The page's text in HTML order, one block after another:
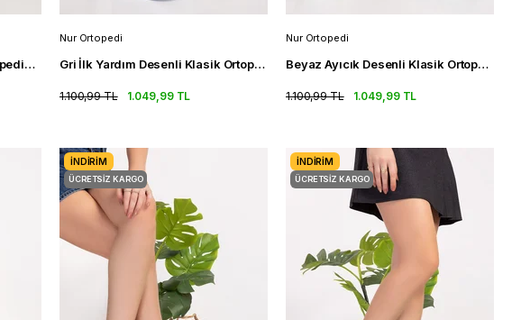
Gri Ayıcık Desenli Klasik Ortopedik Sabo Terlik Doktor Terlik
Nur Ortopedi
Gri İlk Yardım Desenli Klasik Ortopedik Sabo Terlik Doktor Terlik
1.049,99 TL
1.100,99 TL
Nur Ortopedi
Beyaz Ayıcık Desenli Klasik Ortopedik Sabo Terlik Doktor Terlik
1.049,99 TL
1.100,99 TL
İNDIRIM
ÜCRETSIZ KARGO
İNDIRIM
ÜCRETSIZ KARGO